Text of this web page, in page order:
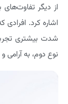
از دیگر
اشاره کرد.
شدت بیشتری
نوع دوم، به